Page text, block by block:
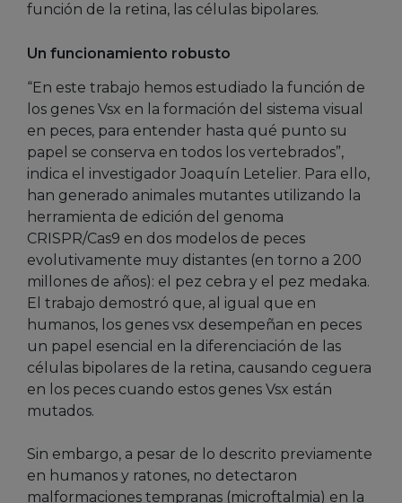
función de la retina, las células bipolares.
Un funcionamiento robusto
“En este trabajo hemos estudiado la función de
los genes Vsx en la formación del sistema visual
en peces, para entender hasta qué punto su
papel se conserva en todos los vertebrados”,
indica el investigador Joaquín Letelier. Para ello,
han generado animales mutantes utilizando la
herramienta de edición del genoma
CRISPR/Cas9 en dos modelos de peces
evolutivamente muy distantes (en torno a 200
millones de años): el pez cebra y el pez medaka.
El trabajo demostró que, al igual que en
humanos, los genes vsx desempeñan en peces
un papel esencial en la diferenciación de las
células bipolares de la retina, causando ceguera
en los peces cuando estos genes Vsx están
mutados.
Sin embargo, a pesar de lo descrito previamente
en humanos y ratones, no detectaron
malformaciones tempranas (microftalmia) en la